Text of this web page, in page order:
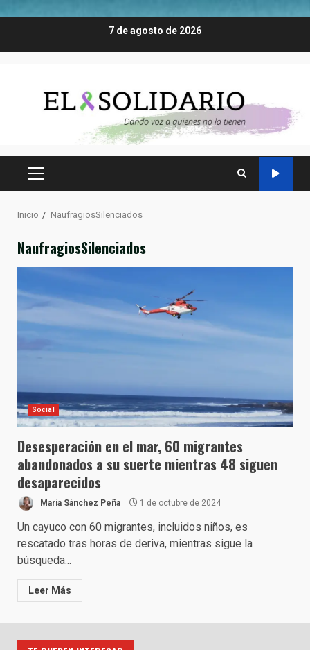
7 de agosto de 2026
MENÚ
Inicio NaufragiosSilenciados
NaufragiosSilenciados
Social
Desesperación en el mar, 60 migrantes
abandonados a su suerte mientras 48 siguen
desaparecidos
Maria Sánchez Peña 1 de octubre de 2024
Un cayuco con 60 migrantes, incluidos niños, es
rescatado tras horas de deriva, mientras sigue la
búsqueda...
Leer Más